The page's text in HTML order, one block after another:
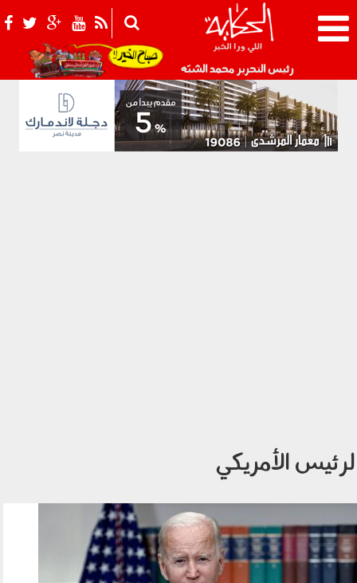
رئيس التحرير محمد الشبّه 021_2.png
الأمريكي
جو بايدن.jpg